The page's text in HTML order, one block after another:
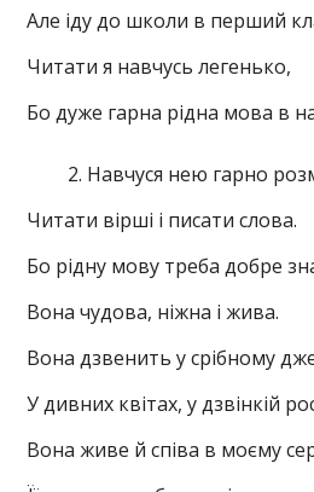
Але іду до школи в перший
Читати я навчусь легенько,
Бо дуже гарна рідна мова в
Навчуся нею гарно
Читати вірші і писати слова.
Бо рідну мову треба добре
Вона чудова, ніжна і жива.
Вона дзвенить у срібному
У дивних квітах, у дзвінкій
Вона живе й співа в моєму